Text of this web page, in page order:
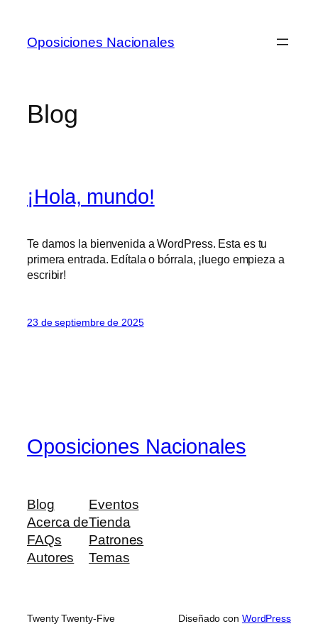
contenido
Oposiciones Nacionales
Blog
¡Hola, mundo!
Te damos la bienvenida a WordPress. Esta es tu
primera entrada. Edítala o bórrala, ¡luego empieza a
escribir!
23 de septiembre de 2025
Oposiciones Nacionales
Blog
Acerca de
FAQs
Autores
Eventos
Tienda
Patrones
Temas
Twenty Twenty-Five Diseñado con WordPress